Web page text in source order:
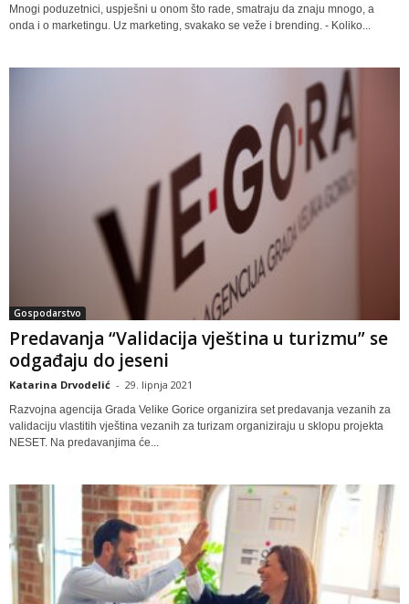
Mnogi poduzetnici, uspješni u onom što rade, smatraju da znaju mnogo, a
onda i o marketingu. Uz marketing, svakako se veže i brending. - Koliko...
Gospodarstvo
Predavanja “Validacija vještina u turizmu” se
odgađaju do jeseni
Katarina Drvodelić - 29. lipnja 2021
Razvojna agencija Grada Velike Gorice organizira set predavanja vezanih za
validaciju vlastitih vještina vezanih za turizam organiziraju u sklopu projekta
NESET. Na predavanjima će...